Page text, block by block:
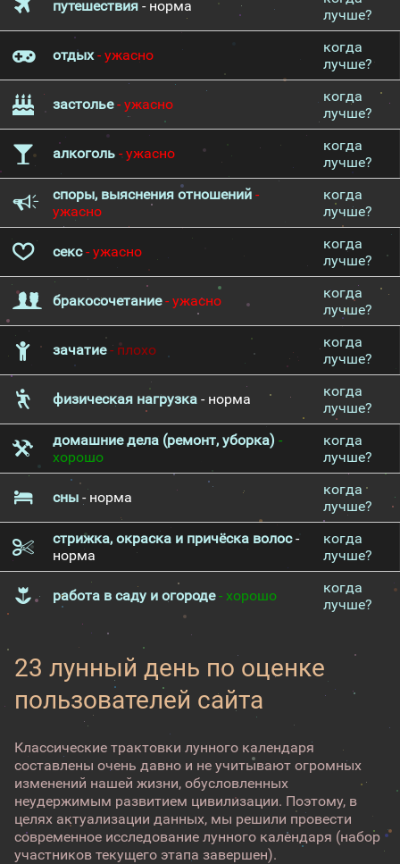
путешествия - норма
лучше?
отдых- ужасно
когда
лучше?
застолье- ужасно
когда
лучше?
алкоголь - ужасно
когда
лучше?
споры, выяснения отношений -
ужасно
когда
лучше?
секс- ужасно
когда
лучше?
бракосочетание- ужасно
когда
лучше?
зачатие- плохо
когда
лучше?
физическая нагрузка - норма
когда
лучше?
домашние дела (ремонт, уборка) -
хорошо
когда
лучше?
сны - норма
когда
лучше?
стрижка, окраска и причёска волос-
норма
когда
лучше?
работа в саду и огороде- хорошо
когда
лучше?
23 лунный день по оценке
пользователей сайта
Классические трактовки лунного календаря
составлены очень давно и не учитывают огромных
изменений нашей жизни, обусловленных
неудержимым развитием цивилизации. Поэтому, в
целях актуализации данных, мы решили провести
современное исследование лунного календаря (набор
участников текущего этапа завершен).